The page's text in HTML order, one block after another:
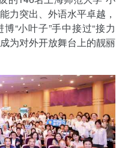
力突出、外语水平卓越，
“小叶子”手中接过“接力
为对外开放舞台上的靓丽